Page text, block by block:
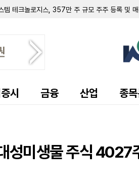
템 테크놀로지스, 357만 주 규모 주주 등록 및
케어, 숄더 이노베이션스 지분 10.7%로 축소…
이오파머, 2분기 순손실 1155만 달러…자금조
테라퓨틱스, 컬젠 합병 소급 반영해 2분기 순손실
미컨덕터, 2분기 매출 6400만 달러 기록…전년비
360, 2분기 매출 32% 감소에도 매출총이익률
온 테라퓨틱스, 나스닥 상장 유지 위한 자금 조
그룹, 자회사 간 쿼터셰어 재보험 비율 최대 50%로
시 금융 산업 종
성미생물 주식